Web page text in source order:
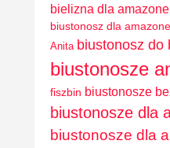
bielizna dla
biustonosz dla
Anita biustonosz do
biustonosze
fiszbin biustonosze
biustonosze dla
biustonosze dla